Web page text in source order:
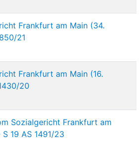
Frankfurt am Main (34.
21
Frankfurt am Main (16.
20
Sozialgericht Frankfurt am
19 AS 1491/23